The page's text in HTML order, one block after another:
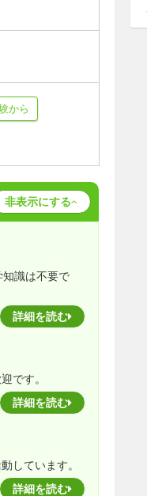
から
非表示にする
識は不要で
詳細を読む
です。
詳細を読む
しています。
詳細を読む